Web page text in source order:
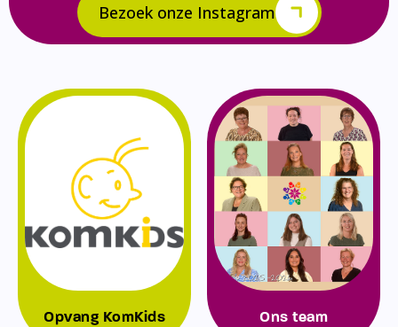
Bezoek onze Instagram
Opvang KomKids Ons team